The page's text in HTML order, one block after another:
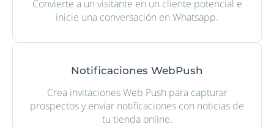
Convierte a un visitante en un cliente potencial e
inicie una conversación en Whatsapp.
Notificaciones WebPush
Crea invitaciones Web Push para capturar
prospectos y enviar notificaciones con noticias de
tu tienda online.